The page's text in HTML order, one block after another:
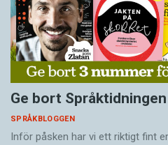
Ge bort
SPRÅKBLOGGEN
Inför påsken har vi ett riktigt fint